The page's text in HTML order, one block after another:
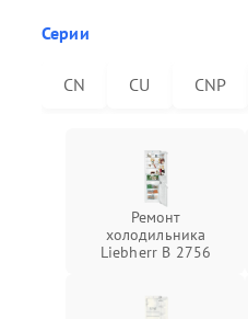
Серии
CN CU CNP
Ремонт
холодильника
Liebherr B 2756